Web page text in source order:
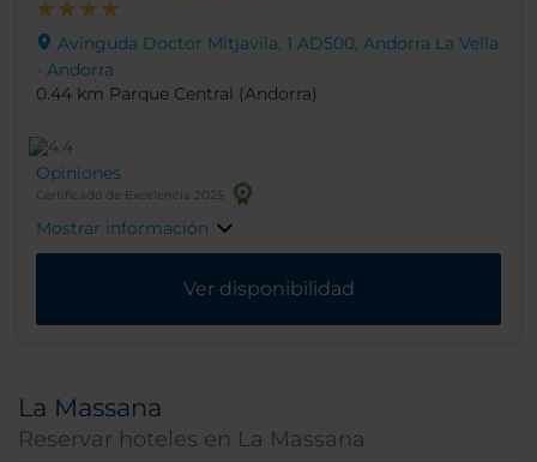
Avinguda Doctor Mitjavila, 1 AD500, Andorra La Vella
- Andorra
0.44 km Parque Central (Andorra)
Opiniones
Certificado de Excelencia 2025
Mostrar información
Ver disponibilidad
La Massana
Reservar hoteles en La Massana